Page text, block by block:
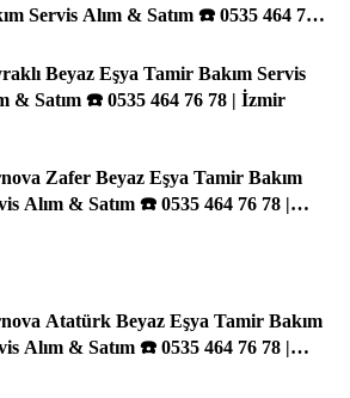
Servis Alım & Satım ☎️ 0535 464 76
Beyaz Eşya Tamir Bakım Servis
& Satım ☎️ 0535 464 76 78 | İzmir
Zafer Beyaz Eşya Tamir Bakım
Alım & Satım ☎️ 0535 464 76 78 |
Atatürk Beyaz Eşya Tamir Bakım
Alım & Satım ☎️ 0535 464 76 78 |